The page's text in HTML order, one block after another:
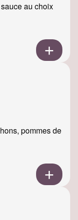
au choix
pommes de